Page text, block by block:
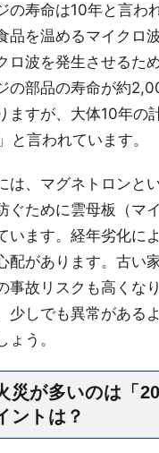
の寿命は10年と言わ
品を温めるマイクロ
ロ波を発生させるた
の部品の寿命が約
ますが、大体10年の
と言われています。
は、マグネトロンと
ぐために雲母板（マ
います。経年劣化に
配があります。古い
事故リスクも高くな
少しでも異常がある
う。
災が多いのは「
ントは？